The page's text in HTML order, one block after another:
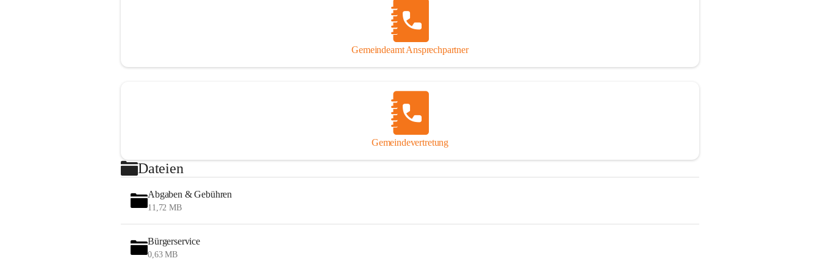
Gemeindeamt Ansprechpartner
Gemeindevertretung
Dateien
Abgaben & Gebühren
11,72 MB
Bürgerservice
0,63 MB